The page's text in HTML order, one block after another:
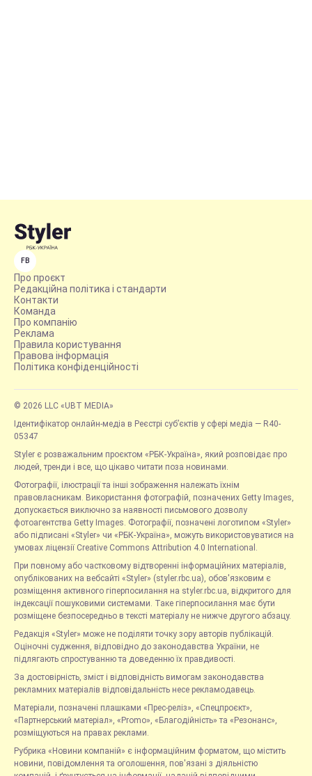
FB
Про проєкт
Редакційна політика і стандарти
Контакти
Команда
Про компанію
Реклама
Правила користування
Правова інформація
Політика конфіденційності
© 2026 LLC «UBT MEDIA»
Ідентифікатор онлайн-медіа в Реєстрі суб’єктів у сфері медіа — R40-
05347
Styler є розважальним проєктом «РБК-Україна», який розповідає про
людей, тренди і все, що цікаво читати поза новинами.
Фотографії, ілюстрації та інші зображення належать їхнім
правовласникам. Використання фотографій, позначених Getty Images,
допускається виключно за наявності письмового дозволу
фотоагентства Getty Images. Фотографії, позначені логотипом «Styler»
або підписані «Styler» чи «РБК-Україна», можуть використовуватися на
умовах ліцензії Creative Commons Attribution 4.0 International.
При повному або частковому відтворенні інформаційних матеріалів,
опублікованих на вебсайті «Styler» (styler.rbc.ua), обов'язковим є
розміщення активного гіперпосилання на styler.rbc.ua, відкритого для
індексації пошуковими системами. Таке гіперпосилання має бути
розміщене безпосередньо в тексті матеріалу не нижче другого абзацу.
Редакція «Styler» може не поділяти точку зору авторів публікацій.
Оціночні судження, відповідно до законодавства України, не
підлягають спростуванню та доведенню їх правдивості.
За достовірність, зміст і відповідність вимогам законодавства
рекламних матеріалів відповідальність несе рекламодавець.
Матеріали, позначені плашками «Прес-реліз», «Спецпроєкт»,
«Партнерський матеріал», «Promo», «Благодійність» та «Резонанс»,
розміщуються на правах реклами.
Рубрика «Новини компаній» є інформаційним форматом, що містить
новини, повідомлення та оголошення, пов'язані з діяльністю